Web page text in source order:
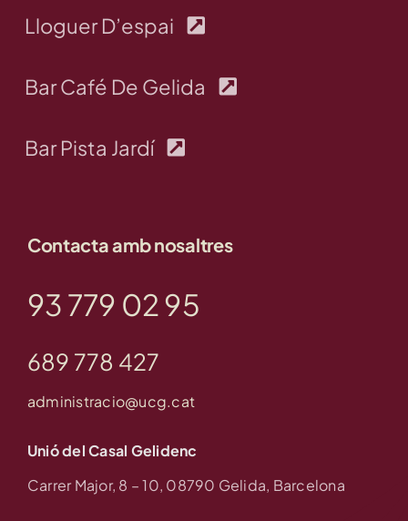
Lloguer D’espai
Bar Café De Gelida
Bar Pista Jardí
Contacta amb nosaltres
93 779 02 95
689 778 427
administracio@ucg.cat
Unió del Casal Gelidenc
Carrer Major, 8 – 10, 08790 Gelida, Barcelona